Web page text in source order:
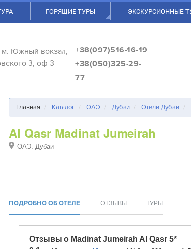
ГОРЯЩИЕ ТУРЫ ЭКСКУРСИОННЫЕ
м. Южный вокзал,
3, оф 3
+38(097)516-16-19
+38(050)325-29-
77
Главная Каталог ОАЭ Дубаи Отели Дубаи
Al Qasr Madinat Jumeirah
ОАЭ, Дубаи
ПОДРОБНО ОБ ОТЕЛЕ ОТЗЫВЫ ТУРЫ